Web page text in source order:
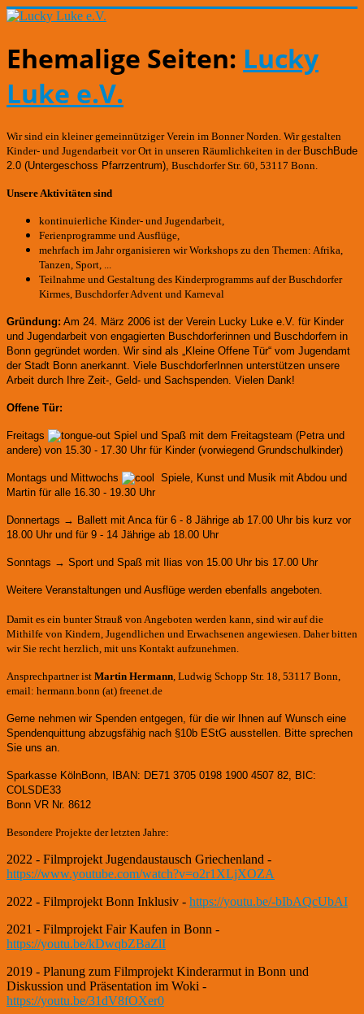
Ehemalige Seiten: Lucky
Luke e.V.
Wir sind ein kleiner gemeinnütziger Verein im Bonner Norden. Wir gestalten
Kinder- und Jugendarbeit vor Ort in unseren Räumlichkeiten in der BuschBude
2.0 (Untergeschoss Pfarrzentrum) Buschdorfer Str. 60, 53117 Bonn.
Unsere Aktivitäten sind
kontinuierliche Kinder- und Jugendarbeit,
Ferienprogramme und Ausflüge,
mehrfach im Jahr organisieren wir Workshops zu den Themen: Afrika,
Tanzen, Sport, ...
Teilnahme und Gestaltung des Kinderprogramms auf der Buschdorfer
Kirmes, Buschdorfer Advent und Karneval
Gründung: Am 24. März 2006 ist der Verein Lucky Luke e.V. für Kinder
und Jugendarbeit von engagierten Buschdorferinnen und Buschdorfern in
Bonn gegründet worden. Wir sind als „Kleine Offene Tür“ vom Jugendamt
der Stadt Bonn anerkannt. Viele BuschdorferInnen unterstützen unsere
Arbeit durch Ihre Zeit-, Geld- und Sachspenden. Vielen Dank!
Offene Tür:
Freitags
Spiel und Spaß mit dem Freitagsteam (Petra und
andere) von 15.30 - 17.30 Uhr für Kinder (vorwiegend Grundschulkinder)
Montags und Mittwochs
Spiele, Kunst und Musik mit Abdou und
Martin für alle 16.30 - 19.30 Uhr
Donnertags → Ballett mit Anca für 6 - 8 Jährige ab 17.00 Uhr bis kurz vor
18.00 Uhr und für 9 - 14 Jährige ab 18.00 Uhr
Sonntags → Sport und Spaß mit Ilias von 15.00 Uhr bis 17.00 Uhr
Weitere Veranstaltungen und Ausflüge werden ebenfalls angeboten.
Damit es ein bunter Strauß von Angeboten werden kann, sind wir auf die
Mithilfe von Kindern, Jugendlichen und Erwachsenen angewiesen. Daher bitten
wir Sie recht herzlich, mit uns Kontakt aufzunehmen.
Ansprechpartner ist Martin Hermann , Ludwig Schopp Str. 18, 53117 Bonn,
email: hermann.bonn (at) freenet.de
Gerne nehmen wir Spenden entgegen, für die wir Ihnen auf Wunsch eine
Spendenquittung abzugsfähig nach §10b EStG ausstellen. Bitte sprechen
Sie uns an.
Sparkasse KölnBonn, IBAN: DE71 3705 0198 1900 4507 82, BIC:
COLSDE33
Bonn VR Nr. 8612
Besondere Projekte der letzten Jahre:
2022 - Filmprojekt Jugendaustausch Griechenland -
https://www.youtube.com/watch?v=o2r1XLjXOZA
2022 - Filmprojekt Bonn Inklusiv - https://youtu.be/-bIbAQcUbAI
2021 - Filmprojekt Fair Kaufen in Bonn -
https://youtu.be/kDwqbZBaZlI
2019 - Planung zum Filmprojekt Kinderarmut in Bonn und
Diskussion und Präsentation im Woki -
https://youtu.be/31dV8fOXer0